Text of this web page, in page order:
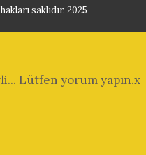
saklıdır. 2025
Lütfen yorum yapın.x